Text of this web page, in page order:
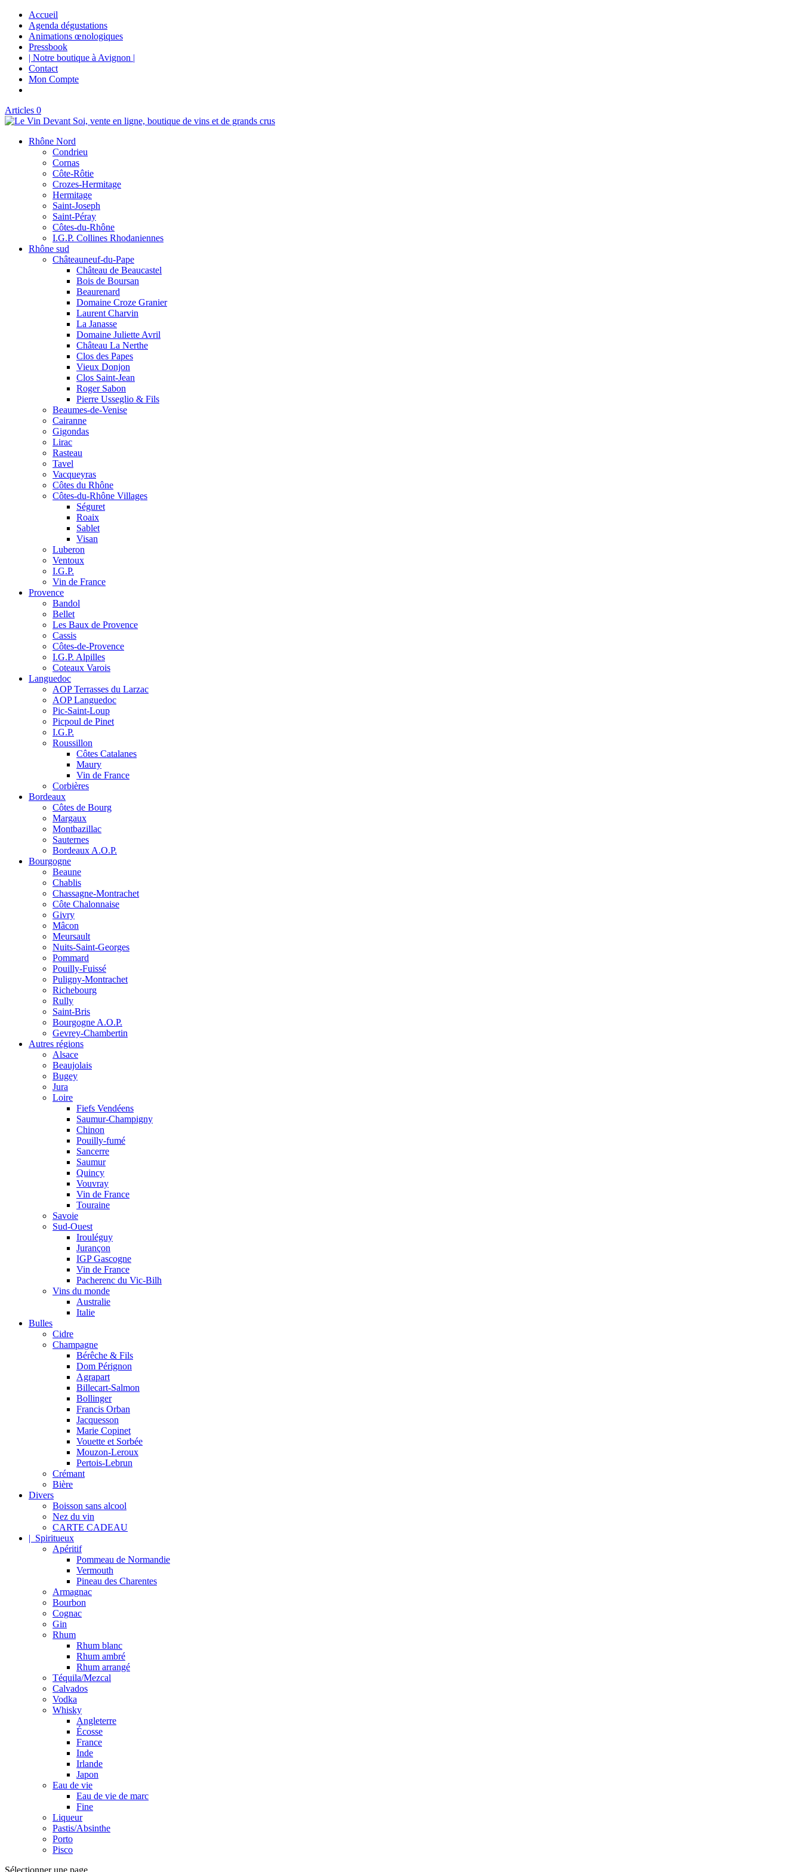
Accueil
Agenda dégustations
Animations œnologiques
Pressbook
| Notre boutique à Avignon |
Contact
Mon Compte
Articles 0
Rhône Nord
Condrieu
Cornas
Côte-Rôtie
Crozes-Hermitage
Hermitage
Saint-Joseph
Saint-Péray
Côtes-du-Rhône
I.G.P. Collines Rhodaniennes
Rhône sud
Châteauneuf-du-Pape
Château de Beaucastel
Bois de Boursan
Beaurenard
Domaine Croze Granier
Laurent Charvin
La Janasse
Domaine Juliette Avril
Château La Nerthe
Clos des Papes
Vieux Donjon
Clos Saint-Jean
Roger Sabon
Pierre Usseglio & Fils
Beaumes-de-Venise
Cairanne
Gigondas
Lirac
Rasteau
Tavel
Vacqueyras
Côtes du Rhône
Côtes-du-Rhône Villages
Séguret
Roaix
Sablet
Visan
Luberon
Ventoux
I.G.P.
Vin de France
Provence
Bandol
Bellet
Les Baux de Provence
Cassis
Côtes-de-Provence
I.G.P. Alpilles
Coteaux Varois
Languedoc
AOP Terrasses du Larzac
AOP Languedoc
Pic-Saint-Loup
Picpoul de Pinet
I.G.P.
Roussillon
Côtes Catalanes
Maury
Vin de France
Corbières
Bordeaux
Côtes de Bourg
Margaux
Montbazillac
Sauternes
Bordeaux A.O.P.
Bourgogne
Beaune
Chablis
Chassagne-Montrachet
Côte Chalonnaise
Givry
Mâcon
Meursault
Nuits-Saint-Georges
Pommard
Pouilly-Fuissé
Puligny-Montrachet
Richebourg
Rully
Saint-Bris
Bourgogne A.O.P.
Gevrey-Chambertin
Autres régions
Alsace
Beaujolais
Bugey
Jura
Loire
Fiefs Vendéens
Saumur-Champigny
Chinon
Pouilly-fumé
Sancerre
Saumur
Quincy
Vouvray
Vin de France
Touraine
Savoie
Sud-Ouest
Irouléguy
Jurançon
IGP Gascogne
Vin de France
Pacherenc du Vic-Bilh
Vins du monde
Australie
Italie
Bulles
Cidre
Champagne
Bérêche & Fils
Dom Pérignon
Agrapart
Billecart-Salmon
Bollinger
Francis Orban
Jacquesson
Marie Copinet
Vouette et Sorbée
Mouzon-Leroux
Pertois-Lebrun
Crémant
Bière
Divers
Boisson sans alcool
Nez du vin
CARTE CADEAU
| Spiritueux
Apéritif
Pommeau de Normandie
Vermouth
Pineau des Charentes
Armagnac
Bourbon
Cognac
Gin
Rhum
Rhum blanc
Rhum ambré
Rhum arrangé
Téquila/Mezcal
Calvados
Vodka
Whisky
Angleterre
Écosse
France
Inde
Irlande
Japon
Eau de vie
Eau de vie de marc
Fine
Liqueur
Pastis/Absinthe
Porto
Pisco
Sélectionner une page